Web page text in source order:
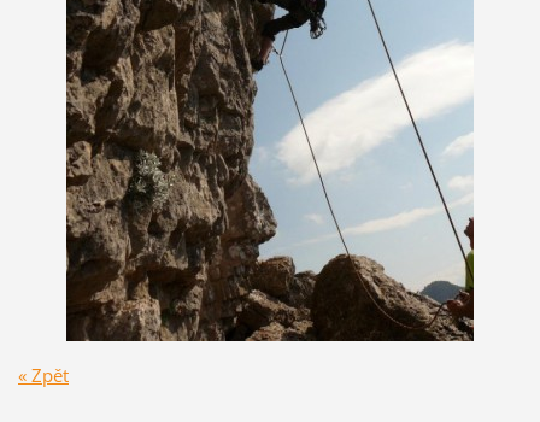
« Zpět